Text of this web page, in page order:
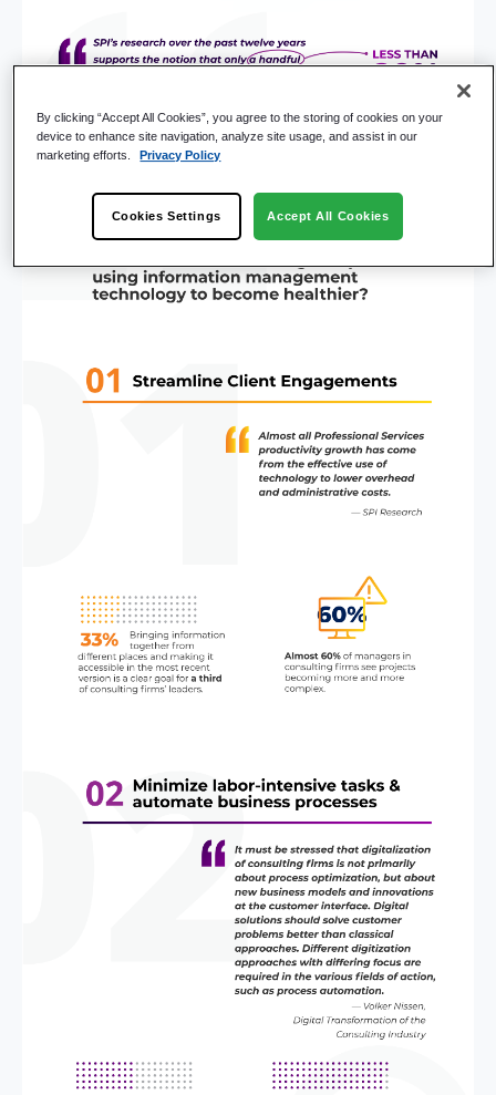
By clicking “Accept All Cookies”, you agree to the storing of cookies on your
device to enhance site navigation, analyze site usage, and assist in our
marketing efforts.
Privacy Policy
Cookies Settings Accept All Cookies